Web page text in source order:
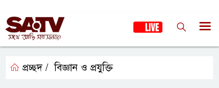
প্রচ্ছদ / বিজ্ঞান ও প্রযুক্তি